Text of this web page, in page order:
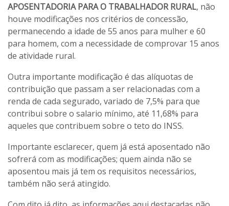
APOSENTADORIA PARA O TRABALHADOR RURAL, não
houve modificações nos critérios de concessão,
permanecendo a idade de 55 anos para mulher e 60
para homem, com a necessidade de comprovar 15 anos
de atividade rural.
Outra importante modificação é das alíquotas de
contribuição que passam a ser relacionadas com a
renda de cada segurado, variado de 7,5% para que
contribui sobre o salario mínimo, até 11,68% para
aqueles que contribuem sobre o teto do INSS.
Importante esclarecer, quem já está aposentado não
sofrerá com as modificações; quem ainda não se
aposentou mais já tem os requisitos necessários,
também não será atingido.